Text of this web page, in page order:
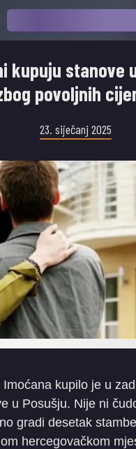
kupuju stanove
povoljnih
23. siječanj 2025
kupilo je u
u Posušju. Nije ni
gradi desetak
hercegovačkom